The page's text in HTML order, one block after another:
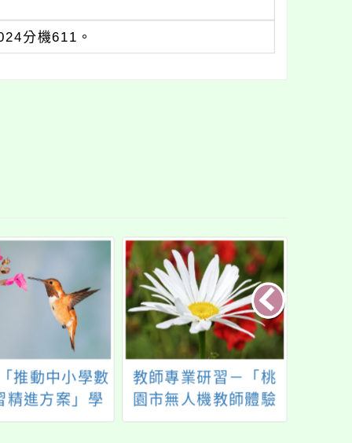
分機611。
推動中小學數
精進方案」學
教育訓練課程
教師專業研習－「桃
園市無人機教師體驗
營」112學年第二場